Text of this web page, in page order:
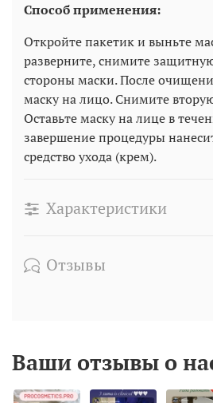
Способ применения:
Откройте пакетик и выньте
разверните, снимите
стороны маски. После
маску на лицо. Снимите
Оставьте маску на лице в
завершение процедуры
средство ухода (крем).
Характеристики
Отзывы
Ваши отзывы о